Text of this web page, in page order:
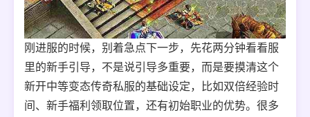
刚进服的时候，别着急点下一步，先花两分钟看看服
里的新手引导，不是说引导多重要，而是要摸清这个
新开中等变态传奇私服的基础设定，比如双倍经验时
间、新手福利领取位置，还有初始职业的优势。很多